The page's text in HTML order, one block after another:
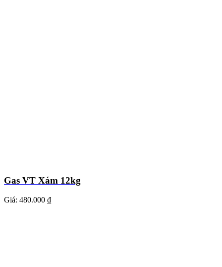
Gas VT Xám 12kg
Giá: 480.000 ₫